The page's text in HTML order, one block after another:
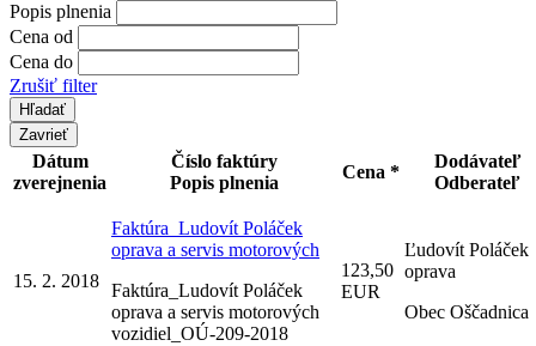
Popis plnenia
Cena od
Cena do
Zrušiť filter
Zavrieť
Dátum
zverejnenia
Číslo faktúry
Popis plnenia
Cena *
Dodávateľ
Odberateľ
15. 2. 2018
Faktúra_Ludovít Poláček
oprava a servis motorových
Faktúra_Ludovít Poláček
oprava a servis motorových
vozidiel_OÚ-209-2018
123,50
EUR
Ľudovít Poláček
oprava
Obec Oščadnica